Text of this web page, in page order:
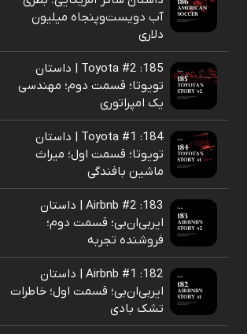
آب دویست‌و‌پنجاه میلیون
دلاری
185: Toyota #2 | داستان
تویوتا؛ قسمت دوم؛ مهندسی
یک امپراتوری
184: Toyota #1 | داستان
تویوتا؛ قسمت اول؛ میراث
ماشین بافندگی
183: Airbnb #2 | داستان
ایربی‌ان‌بی؛ قسمت دوم؛
فروشنده تجربه
182: Airbnb #1 | داستان
ایربی‌ان‌بی؛ قسمت اول؛ خاطرات
تشک بادی